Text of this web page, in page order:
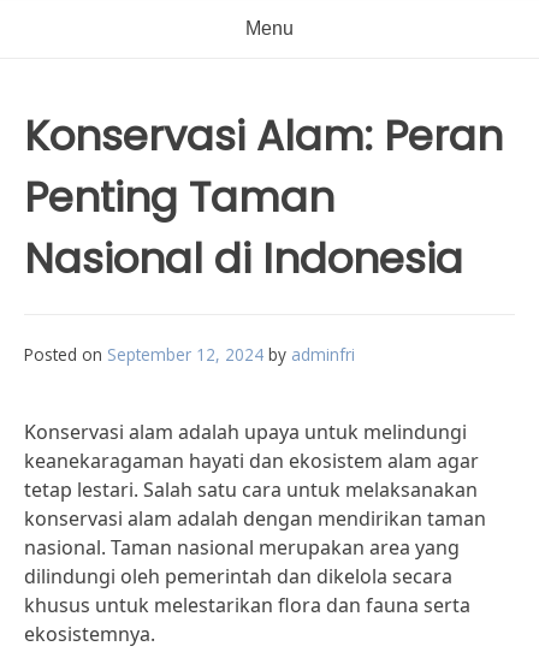
Menu
Konservasi Alam: Peran
Penting Taman
Nasional di Indonesia
Posted on September 12, 2024 by adminfri
Konservasi alam adalah upaya untuk melindungi
keanekaragaman hayati dan ekosistem alam agar
tetap lestari. Salah satu cara untuk melaksanakan
konservasi alam adalah dengan mendirikan taman
nasional. Taman nasional merupakan area yang
dilindungi oleh pemerintah dan dikelola secara
khusus untuk melestarikan flora dan fauna serta
ekosistemnya.